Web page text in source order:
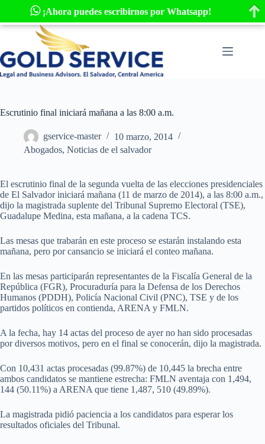
Saltar
contenido
Escrutinio final iniciará mañana a las 8:00 a.m.
gservice-master
10 marzo, 2014
Abogados, Noticias de el salvador
El escrutinio final de la segunda vuelta de las elecciones presidenciales
de El Salvador iniciará mañana (11 de marzo de 2014), a las 8:00 a.m.,
dijo la magistrada suplente del Tribunal Supremo Electoral (TSE),
Guadalupe Medina, esta mañana, a la cadena TCS.
Las mesas que trabarán en este proceso se estarán instalando esta
mañana, pero por cansancio se iniciará el conteo mañana.
En las mesas participarán representantes de la Fiscalía General de la
República (FGR), Procuraduría para la Defensa de los Derechos
Humanos (PDDH), Policía Nacional Civil (PNC), TSE y de los
partidos políticos en contienda, ARENA y FMLN.
A la fecha, hay 14 actas del proceso de ayer no han sido procesadas
por diversos motivos, pero en el final se conocerán, dijo la magistrada.
Con 10,431 actas procesadas (99.87%) de 10,445 la brecha entre
ambos candidatos se mantiene estrecha: FMLN aventaja con 1,494,
144 (50.11%) a ARENA que tiene 1,487, 510 (49.89%).
La magistrada pidió paciencia a los candidatos para esperar los
resultados oficiales del Tribunal.
¡Ahora puedes escribirnos por Whatsapp!